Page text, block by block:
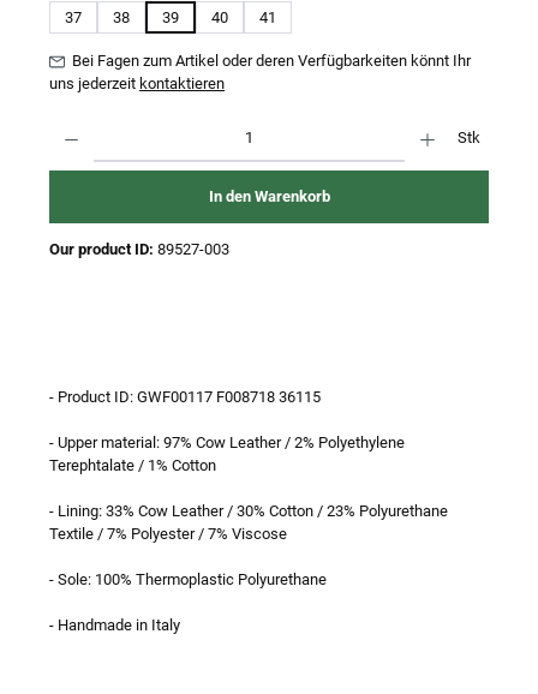
37
38 39 40 41
Bei Fagen zum Artikel oder deren Verfügbarkeiten könnt Ihr
uns jederzeit kontaktieren
Stk
In den Warenkorb
Our product ID: 89527-003
- Product ID: GWF00117 F008718 36115
- Upper material: 97% Cow Leather / 2% Polyethylene
Terephtalate / 1% Cotton
- Lining: 33% Cow Leather / 30% Cotton / 23% Polyurethane
Textile / 7% Polyester / 7% Viscose
- Sole: 100% Thermoplastic Polyurethane
- Handmade in Italy